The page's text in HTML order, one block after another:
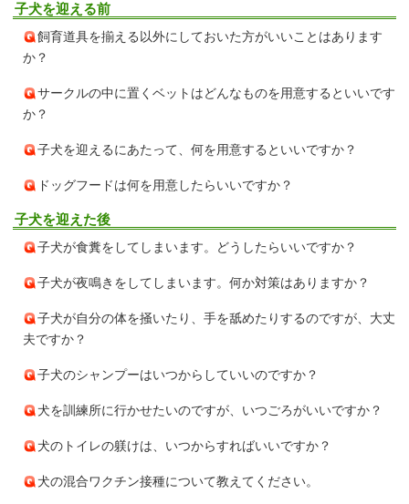
子犬を迎える前
飼育道具を揃える以外にしておいた方がいいことはあります
か？
サークルの中に置くベットはどんなものを用意するといいです
か？
子犬を迎えるにあたって、何を用意するといいですか？
ドッグフードは何を用意したらいいですか？
子犬を迎えた後
子犬が食糞をしてしまいます。どうしたらいいですか？
子犬が夜鳴きをしてしまいます。何か対策はありますか？
子犬が自分の体を掻いたり、手を舐めたりするのですが、大丈
夫ですか？
子犬のシャンプーはいつからしていいのですか？
犬を訓練所に行かせたいのですが、いつごろがいいですか？
犬のトイレの躾けは、いつからすればいいですか？
犬の混合ワクチン接種について教えてください。